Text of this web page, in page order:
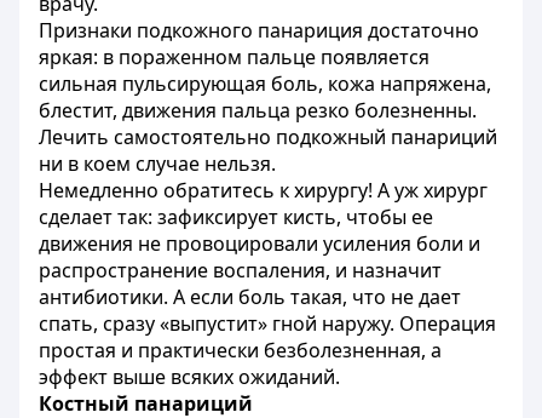
Признаки подкожного панариция достаточно
яркая: в пораженном пальце появляется
сильная пульсирующая боль, кожа напряжена,
блестит, движения пальца резко болезненны.
Лечить самостоятельно подкожный панариций
ни в коем случае нельзя.
Немедленно обратитесь к хирургу! А уж хирург
сделает так: зафиксирует кисть, чтобы ее
движения не провоцировали усиления боли и
распространение воспаления, и назначит
антибиотики. А если боль такая, что не дает
спать, сразу «выпустит» гной наружу. Операция
простая и практически безболезненная, а
эффект выше всяких ожиданий.
Костный панариций